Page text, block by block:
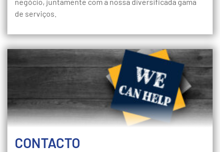
de serviços.
CONTACTO